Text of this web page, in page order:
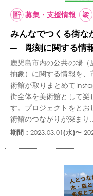
募集・支援情報
みんなでつくる街な
― 彫刻に関する情報
鹿児島市内の公共の場（
抽象）に関する情報を
術館が取りまとめて
街全体を美術館として
す。プロジェクトをと
術館のつながりが深まり
期間： 2023.03.01(水)〜